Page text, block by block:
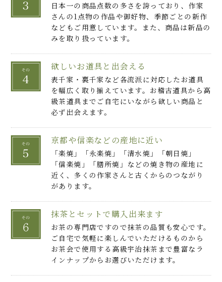
日本一の商品点数の多さを誇っており、作家
さんの1点物の作品や御好物、季節ごとの新作
などもご用意しています。また、商品は新品の
みを取り扱っています。
欲しいお道具と出会える
表千家・裏千家など各流派に対応したお道具
を幅広く取り揃えています。お稽古道具から高
級茶道具までご自宅にいながら欲しい商品と
必ず出会えます。
京都や信楽などの産地に近い
「楽焼」「永楽焼」「清水焼」「朝日焼」
「信楽焼」「膳所焼」などの焼き物の産地に
近く、多くの作家さんと古くからのつながり
があります。
抹茶とセットで購入出来ます
お茶の専門店ですので抹茶の品質も安心です。
ご自宅で気軽に楽しんでいただけるものから
お茶会で使用する高級宇治抹茶まで豊富なラ
インナップからお選びいただけます。